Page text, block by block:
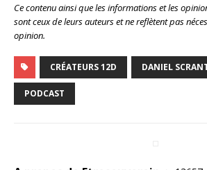
Ce contenu ainsi que les informations et les
sont ceux de leurs auteurs et ne reflètent pas
opinion.
CRÉATEURS 12D DANIEL
PODCAST